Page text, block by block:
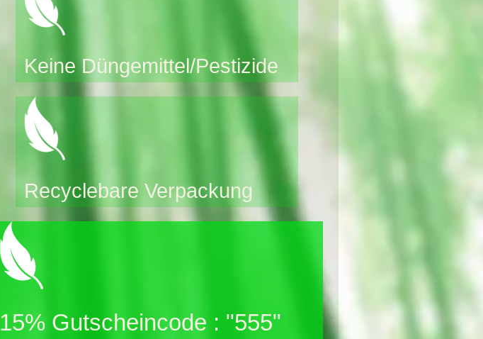
Keine Düngemittel/Pestizide
Recyclebare Verpackung
15% Gutscheincode : "555"